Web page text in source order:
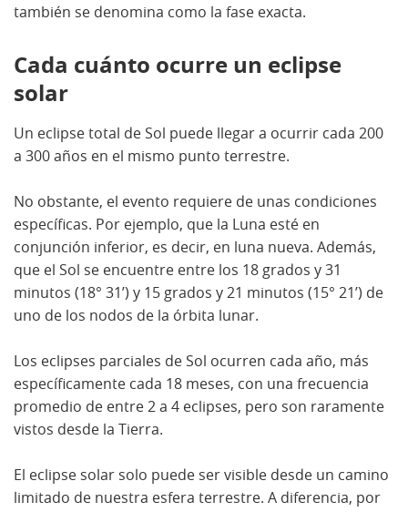
también se denomina como la fase exacta.
Cada cuánto ocurre un eclipse
solar
Un eclipse total de Sol puede llegar a ocurrir cada 200
a 300 años en el mismo punto terrestre.
No obstante, el evento requiere de unas condiciones
específicas. Por ejemplo, que la Luna esté en
conjunción inferior, es decir, en luna nueva. Además,
que el Sol se encuentre entre los 18 grados y 31
minutos (18° 31’) y 15 grados y 21 minutos (15° 21’) de
uno de los nodos de la órbita lunar.
Los eclipses parciales de Sol ocurren cada año, más
específicamente cada 18 meses, con una frecuencia
promedio de entre 2 a 4 eclipses, pero son raramente
vistos desde la Tierra.
El eclipse solar solo puede ser visible desde un camino
limitado de nuestra esfera terrestre. A diferencia, por